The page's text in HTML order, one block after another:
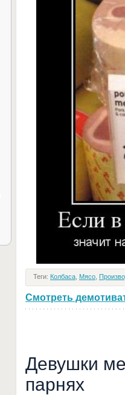
Теги: Колбаса Мясо
Смотреть
Девушки
парнях